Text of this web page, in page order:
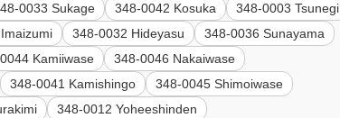
0033 Sukage 348-0042 Kosuka
348-0003 Tsunegi
348-0032 Hideyasu
348-0036 Sunayama
Kamiiwase
348-0046 Nakaiwase
348-0041 Kamishingo
348-0045 Shimoiwase
348-0012 Yoheeshinden